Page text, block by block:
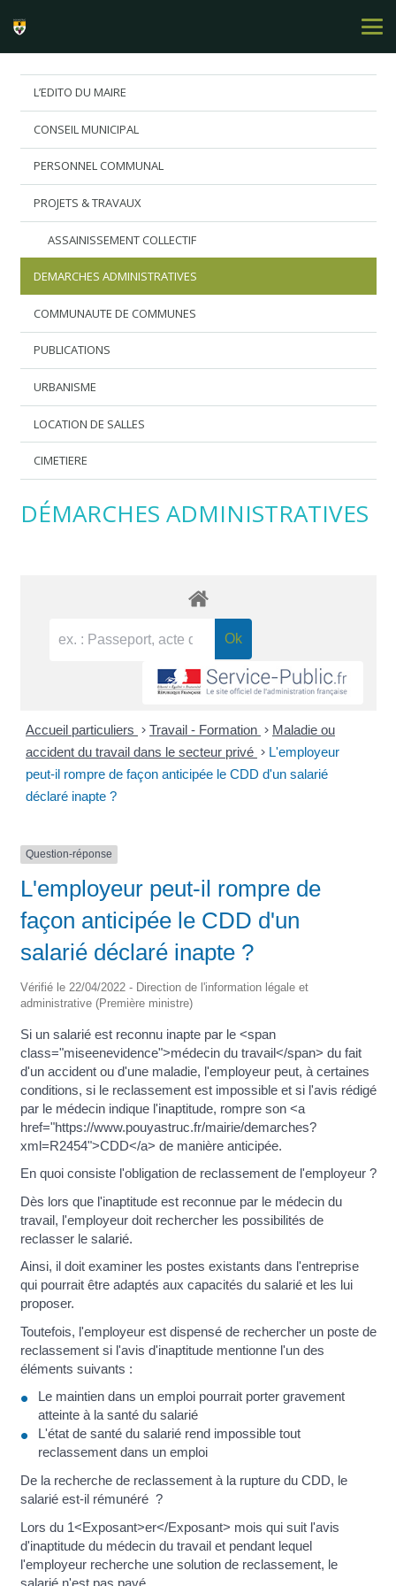
L’EDITO DU MAIRE
CONSEIL MUNICIPAL
PERSONNEL COMMUNAL
PROJETS & TRAVAUX
ASSAINISSEMENT COLLECTIF
DEMARCHES ADMINISTRATIVES
COMMUNAUTE DE COMMUNES
PUBLICATIONS
URBANISME
LOCATION DE SALLES
CIMETIERE
DÉMARCHES ADMINISTRATIVES
Accueil particuliers > Travail - Formation > Maladie ou
accident du travail dans le secteur privé > L'employeur
peut-il rompre de façon anticipée le CDD d'un salarié
déclaré inapte ?
Question-réponse
L'employeur peut-il rompre de
façon anticipée le CDD d'un
salarié déclaré inapte ?
Vérifié le 22/04/2022 - Direction de l'information légale et
administrative (Première ministre)
Si un salarié est reconnu inapte par le <span
class="miseenevidence">médecin du travail</span> du fait
d'un accident ou d'une maladie, l'employeur peut, à certaines
conditions, si le reclassement est impossible et si l'avis rédigé
par le médecin indique l'inaptitude, rompre son <a
href="https://www.pouyastruc.fr/mairie/demarches?
xml=R2454">CDD</a> de manière anticipée.
En quoi consiste l'obligation de reclassement de l'employeur ?
Dès lors que l'inaptitude est reconnue par le médecin du
travail, l'employeur doit rechercher les possibilités de
reclasser le salarié.
Ainsi, il doit examiner les postes existants dans l'entreprise
qui pourrait être adaptés aux capacités du salarié et les lui
proposer.
Toutefois, l'employeur est dispensé de rechercher un poste de
reclassement si l'avis d'inaptitude mentionne l'un des
éléments suivants :
Le maintien dans un emploi pourrait porter gravement
atteinte à la santé du salarié
L'état de santé du salarié rend impossible tout
reclassement dans un emploi
De la recherche de reclassement à la rupture du CDD, le
salarié est-il rémunéré ?
Lors du 1<Exposant>er</Exposant> mois qui suit l'avis
d'inaptitude du médecin du travail et pendant lequel
l'employeur recherche une solution de reclassement, le
salarié n'est pas payé.